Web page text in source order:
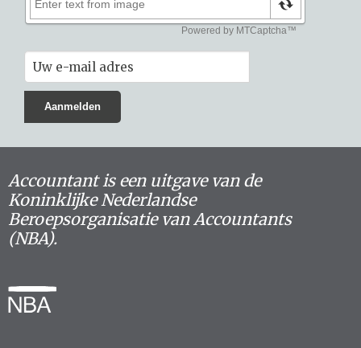
Accountant is een uitgave van de
Koninklijke Nederlandse
Beroepsorganisatie van Accountants
(NBA).